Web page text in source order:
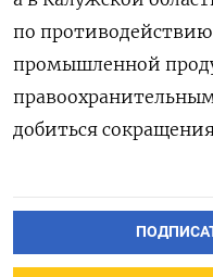
по
промышленной
добиться